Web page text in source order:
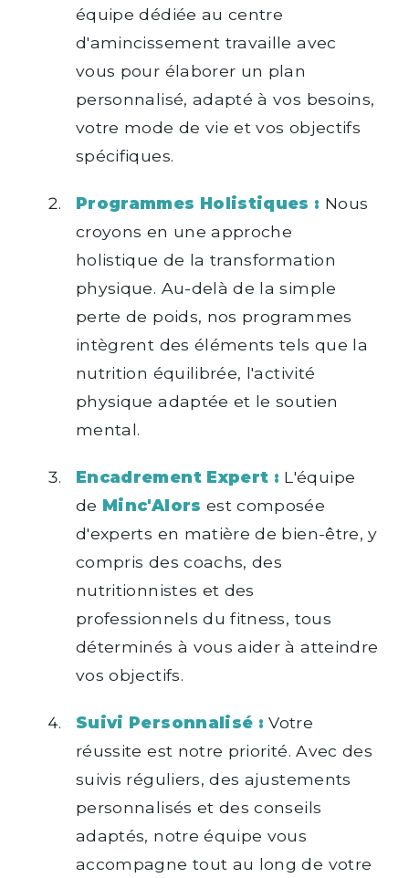
équipe dédiée au centre
d'amincissement travaille avec
vous pour élaborer un plan
personnalisé, adapté à vos besoins,
votre mode de vie et vos objectifs
spécifiques.
Programmes Holistiques : Nous
croyons en une approche
holistique de la transformation
physique. Au-delà de la simple
perte de poids, nos programmes
intègrent des éléments tels que la
nutrition équilibrée, l'activité
physique adaptée et le soutien
mental.
Encadrement Expert : L'équipe
de Minc'Alors est composée
d'experts en matière de bien-être, y
compris des coachs, des
nutritionnistes et des
professionnels du fitness, tous
déterminés à vous aider à atteindre
vos objectifs.
Suivi Personnalisé : Votre
réussite est notre priorité. Avec des
suivis réguliers, des ajustements
personnalisés et des conseils
adaptés, notre équipe vous
accompagne tout au long de votre